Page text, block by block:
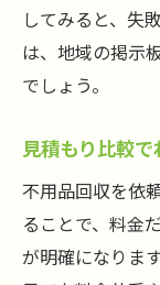
してみると、失
は、地域の掲示
でしょう。
見積もり比較
不用品回収を依
ることで、料金
が明確になりま